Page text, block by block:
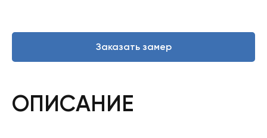
Заказать замер
ОПИСАНИЕ